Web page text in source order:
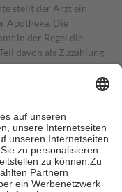
stellt der Arzt ein
Apotheke. Die
in der Regel die
davon als Zuzahlung
in Höhe von zehn
als die tatsächlichen
Online-Apotheken.
beträgt die
Euro je